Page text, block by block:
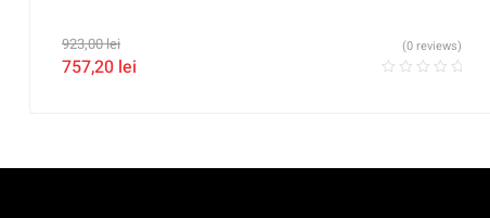
923,00lei
757,20 lei
(0 reviews)